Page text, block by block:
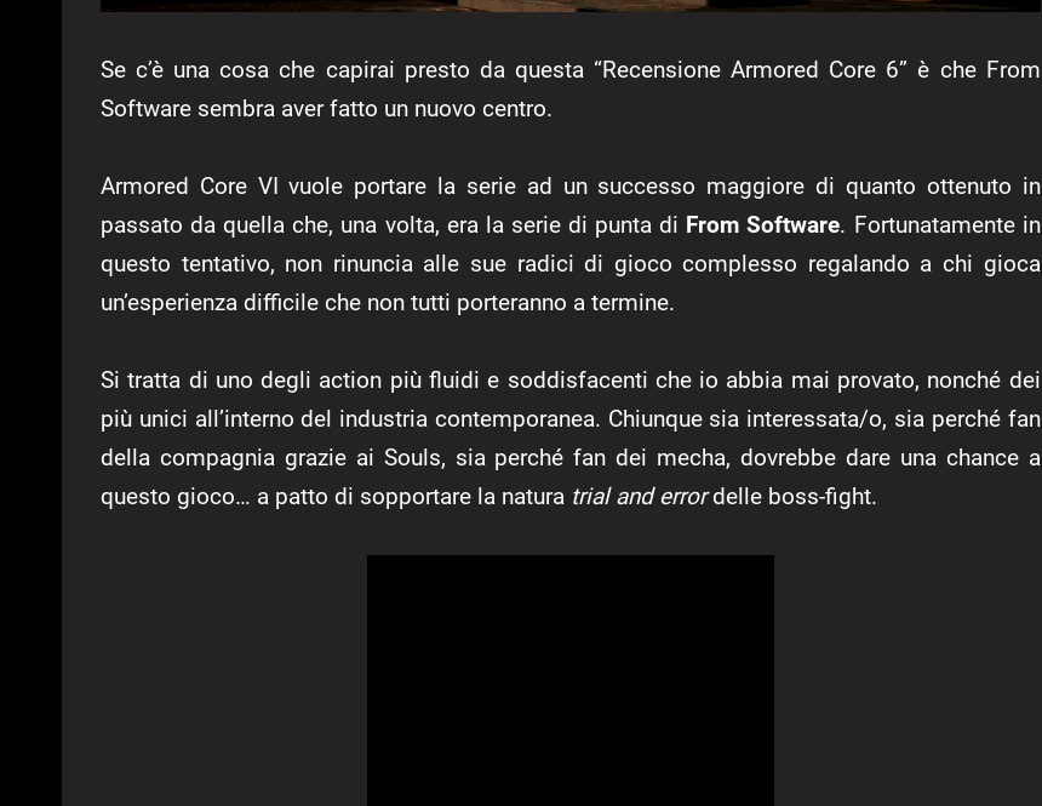
Se c’è una cosa che capirai presto da questa “Recensione Armored Core 6” è che From
Software sembra aver fatto un nuovo centro.
Armored Core VI vuole portare la serie ad un successo maggiore di quanto ottenuto in
passato da quella che, una volta, era la serie di punta di From Software. Fortunatamente in
questo tentativo, non rinuncia alle sue radici di gioco complesso regalando a chi gioca
un’esperienza difficile che non tutti porteranno a termine.
Si tratta di uno degli action più fluidi e soddisfacenti che io abbia mai provato, nonché dei
più unici all’interno del industria contemporanea. Chiunque sia interessata/o, sia perché fan
della compagnia grazie ai Souls, sia perché fan dei mecha, dovrebbe dare una chance a
questo gioco… a patto di sopportare la natura trial and errordelle boss-fight.